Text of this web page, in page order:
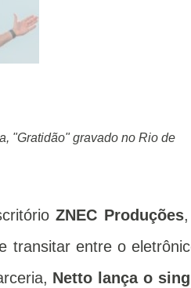
"Gratidão" gravado no Rio de
ZNEC Produções
transitar entre o
Netto lança o